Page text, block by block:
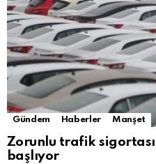
Gündem Haberler Manşet
Zorunlu trafik
başlıyor